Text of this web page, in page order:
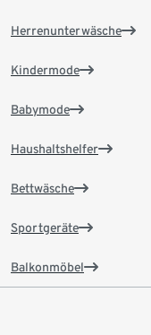
Herrenunterwäsche
Kindermode
Babymode
Haushaltshelfer
Bettwäsche
Sportgeräte
Balkonmöbel